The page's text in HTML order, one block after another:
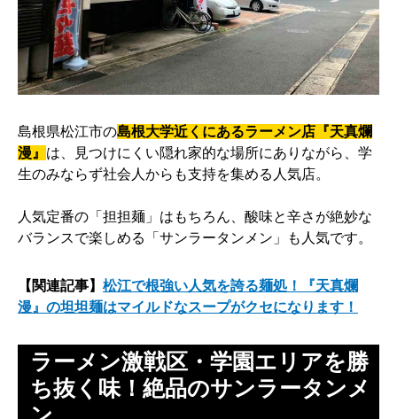
島根県松江市の島根大学近くにあるラーメン店 『天真爛
漫』 は、
見つけにくい隠れ家的な場所にありながら、学
生のみならず社会人からも支持を集める人気店。
人気定番の「担担麺」はもちろん、酸味と辛さが絶妙な
バランスで楽しめる「サンラータンメン」も人気です。
【関連記事】 松江で根強い人気を誇る麺処！『天真爛
漫』の坦坦麺はマイルドなスープがクセになります！​
ラーメン激戦区・学園エリアを勝
ち抜く味！絶品のサンラータンメ